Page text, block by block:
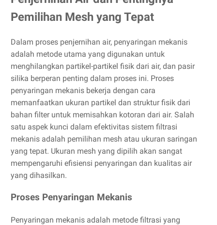
Pemilihan Mesh yang Tepat
Dalam proses penjernihan air, penyaringan mekanis
adalah metode utama yang digunakan untuk
menghilangkan partikel-partikel fisik dari air, dan pasir
silika berperan penting dalam proses ini. Proses
penyaringan mekanis bekerja dengan cara
memanfaatkan ukuran partikel dan struktur fisik dari
bahan filter untuk memisahkan kotoran dari air. Salah
satu aspek kunci dalam efektivitas sistem filtrasi
mekanis adalah pemilihan mesh atau ukuran saringan
yang tepat. Ukuran mesh yang dipilih akan sangat
mempengaruhi efisiensi penyaringan dan kualitas air
yang dihasilkan.
Proses Penyaringan Mekanis
Penyaringan mekanis adalah metode filtrasi yang